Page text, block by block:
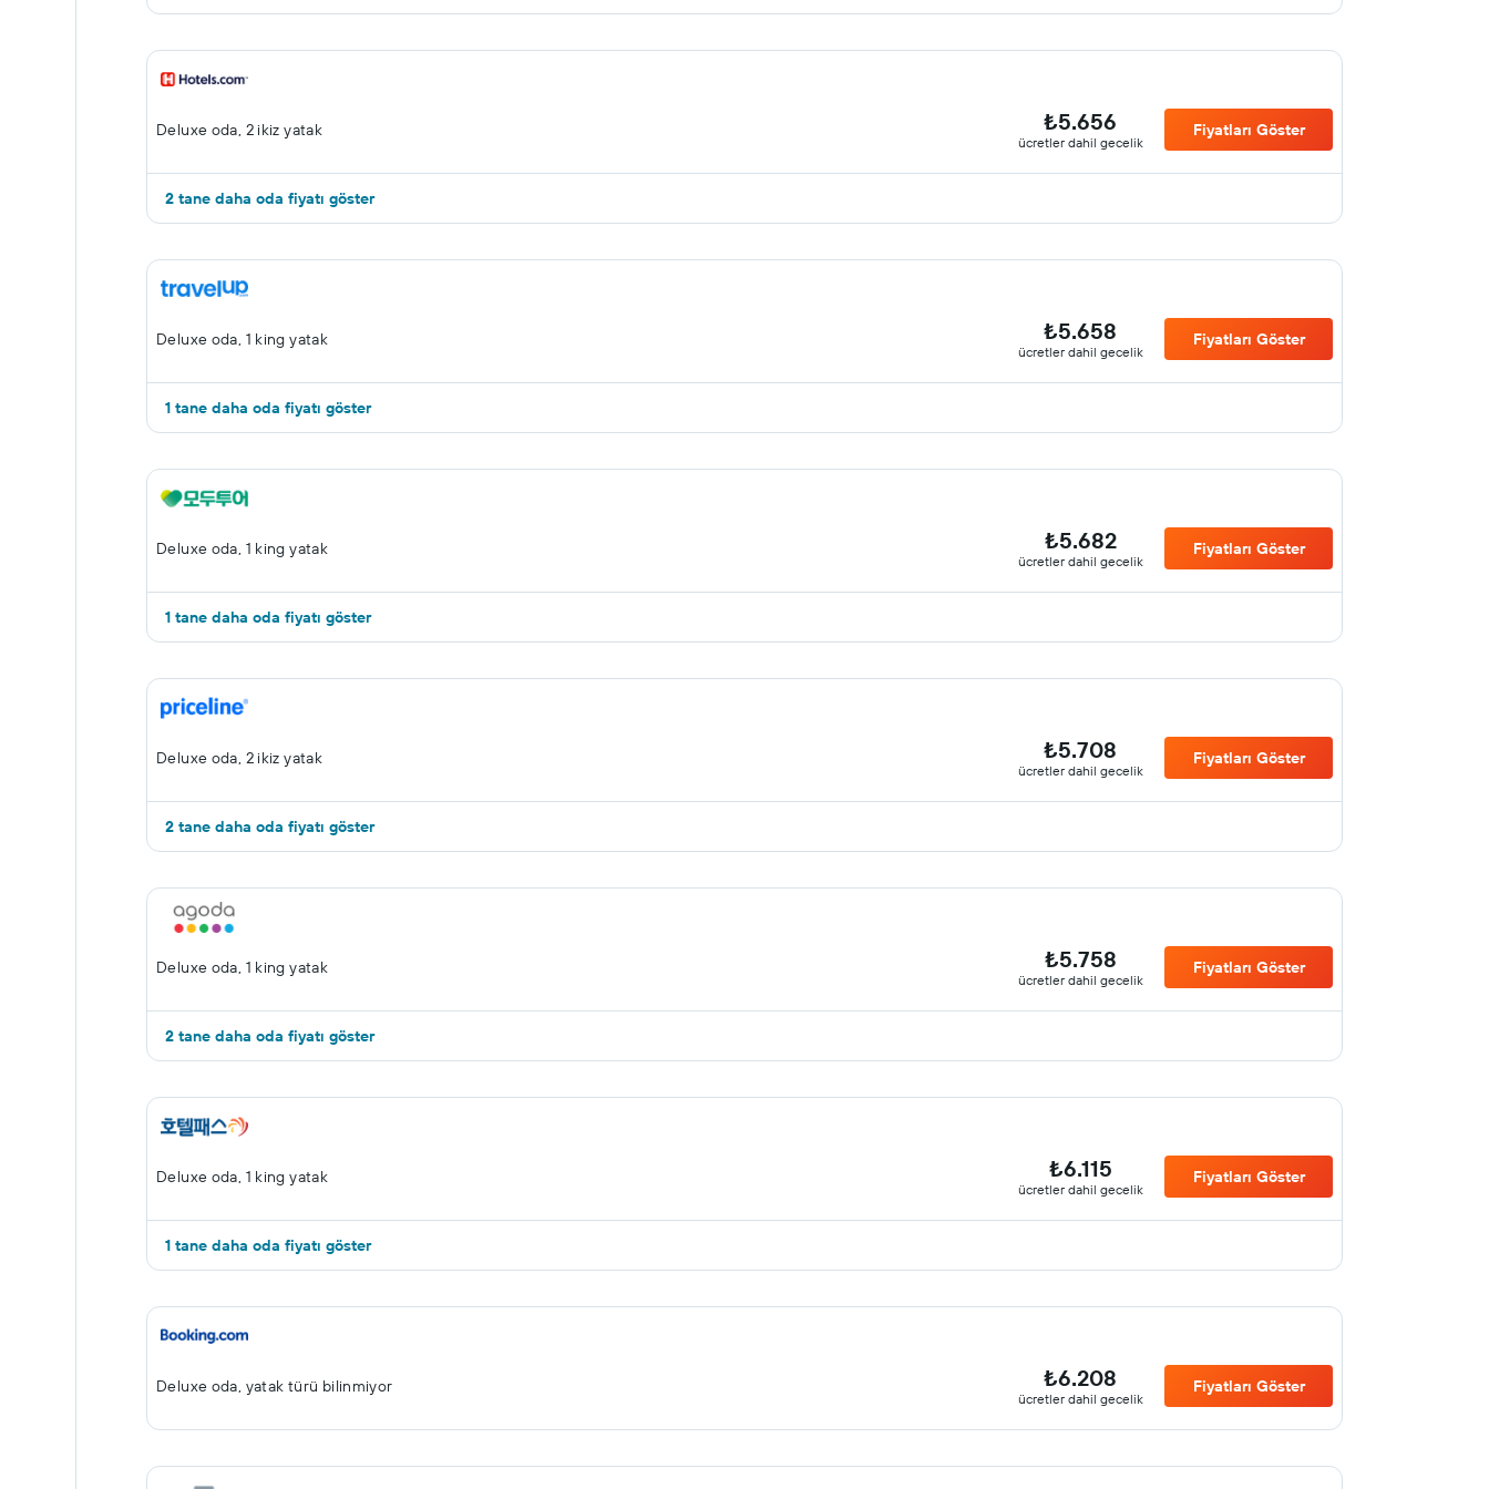
Deluxe oda, 2 ikiz yatak ₺5.656
ücretler dahil gecelik
Fiyatları Göster
2 tane daha oda fiyatı göster
Deluxe oda, 1 king yatak ₺5.658
ücretler dahil gecelik
Fiyatları Göster
1 tane daha oda fiyatı göster
Deluxe oda, 1 king yatak ₺5.682
ücretler dahil gecelik
Fiyatları Göster
1 tane daha oda fiyatı göster
Deluxe oda, 2 ikiz yatak ₺5.708
ücretler dahil gecelik
Fiyatları Göster
2 tane daha oda fiyatı göster
Deluxe oda, 1 king yatak ₺5.758
ücretler dahil gecelik
Fiyatları Göster
2 tane daha oda fiyatı göster
Deluxe oda, 1 king yatak ₺6.115
ücretler dahil gecelik
Fiyatları Göster
1 tane daha oda fiyatı göster
Deluxe oda, yatak türü bilinmiyor ₺6.208
ücretler dahil gecelik
Fiyatları Göster